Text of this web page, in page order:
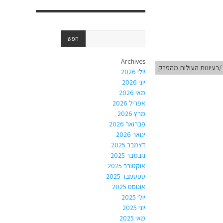
רעיונות העולות מהפרק
Archives
יולי 2026
יוני 2026
מאי 2026
אפריל 2026
מרץ 2026
פברואר 2026
ינואר 2026
דצמבר 2025
נובמבר 2025
אוקטובר 2025
ספטמבר 2025
אוגוסט 2025
יולי 2025
יוני 2025
מאי 2025